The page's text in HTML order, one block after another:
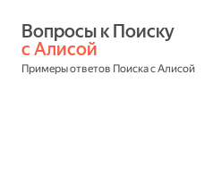
с Алисой
Примеры ответов Поиска с Алисой